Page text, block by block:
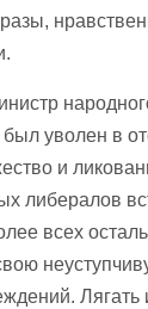
уволен в
и
либералов
всех
Лягать